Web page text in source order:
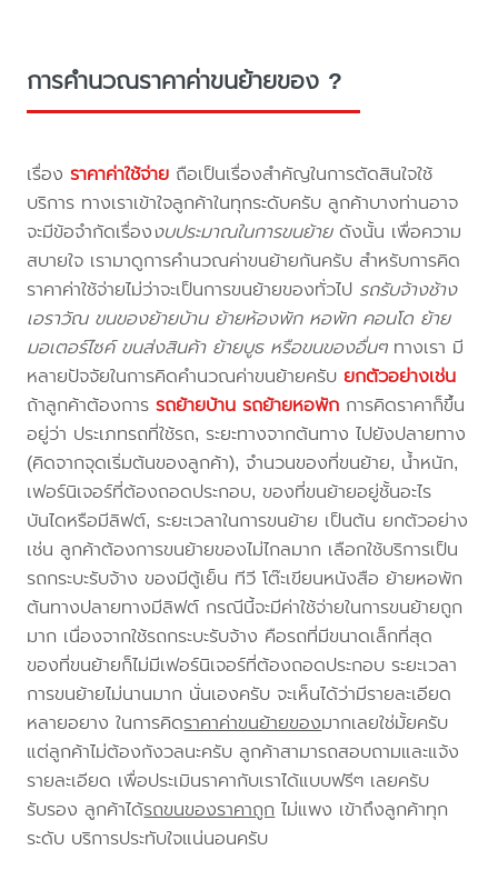
การคำนวณราคาค่าขนย้ายของ ?
เรื่องราคาค่าใช้จ่าย ถือเป็นเรื่องสำคัญในการตัดสินใจใช้
บริการ ทางเราเข้าใจลูกค้าในทุกระดับครับ ลูกค้าบางท่านอาจ
จะมีข้อจำกัดเรื่องงบประมาณในการขนย้ายดังนั้น เพื่อความ
สบายใจ เรามาดูการคำนวณค่าขนย้ายกันครับ สำหรับการคิด
ราคาค่าใช้จ่ายไม่ว่าจะเป็นการขนย้ายของทั่วไป รถรับจ้างช้าง
เอราวัณ ขนของย้ายบ้าน ย้ายห้องพัก หอพัก คอนโด ย้าย
มอเตอร์ไซค์ ขนส่งสินค้า ย้ายบูธ หรือขนของอื่นๆทางเรา มี
หลายปัจจัยในการคิดคำนวณค่าขนย้ายครับยกตัวอย่างเช่น
ถ้าลูกค้าต้องการรถย้ายบ้าน รถย้ายหอพัก การคิดราคาก็ขึ้น
อยู่ว่า ประเภทรถที่ใช้รถ, ระยะทางจากต้นทาง ไปยังปลายทาง
(คิดจากจุดเริ่มต้นของลูกค้า), จำนวนของที่ขนย้าย, น้ำหนัก,
เฟอร์นิเจอร์ที่ต้องถอดประกอบ, ของที่ขนย้ายอยู่ชั้นอะไร
บันไดหรือมีลิฟต์, ระยะเวลาในการขนย้าย เป็นต้น ยกตัวอย่าง
เช่น ลูกค้าต้องการขนย้ายของไม่ไกลมาก เลือกใช้บริการเป็น
รถกระบะรับจ้าง ของมีตู้เย็น ทีวี โต๊ะเขียนหนังสือ ย้ายหอพัก
ต้นทางปลายทางมีลิฟต์ กรณีนี้จะมีค่าใช้จ่ายในการขนย้ายถูก
มาก เนื่องจากใช้รถกระบะรับจ้าง คือรถที่มีขนาดเล็กที่สุด
ของที่ขนย้ายก็ไม่มีเฟอร์นิเจอร์ที่ต้องถอดประกอบ ระยะเวลา
การขนย้ายไม่นานมาก นั่นเองครับ จะเห็นได้ว่ามีรายละเอียด
หลายอยาง ในการคิดราคาค่าขนย้ายของมากเลยใช่มั้ยครับ
แต่ลูกค้าไม่ต้องกังวลนะครับ ลูกค้าสามารถสอบถามและแจ้ง
รายละเอียด เพื่อประเมินราคากับเราได้แบบฟรีๆ เลยครับ
รับรอง ลูกค้าได้รถขนของราคาถูกไม่แพง เข้าถึงลูกค้าทุก
ระดับ บริการประทับใจแน่นอนครับ